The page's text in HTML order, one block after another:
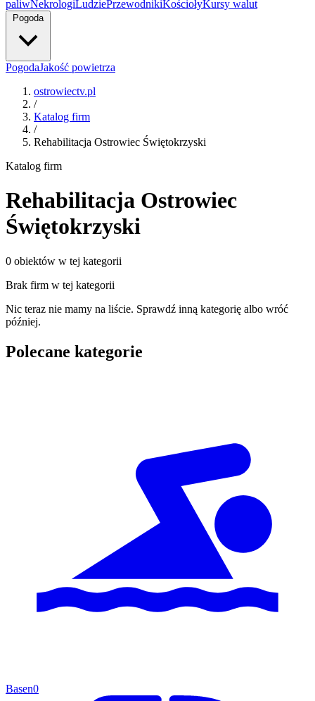
paliwNekrologiLudziePrzewodnikiKościołyKursy walut
Pogoda
PogodaJakość powietrza
ostrowiectv.pl
/
Katalog firm
/
Rehabilitacja Ostrowiec Świętokrzyski
Katalog firm
Rehabilitacja Ostrowiec
Świętokrzyski
0 obiektów w tej kategorii
Brak firm w tej kategorii
Nic teraz nie mamy na liście. Sprawdź inną kategorię albo wróć
później.
Polecane kategorie
Basen0